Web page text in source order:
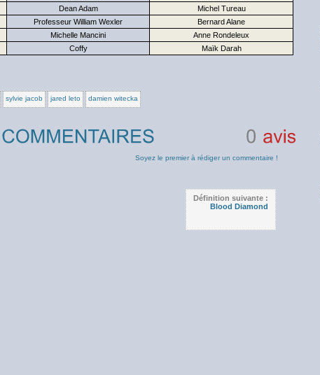
Dean Adam
Michel Tureau
Professeur William Wexler
Bernard Alane
Michelle Mancini
Anne Rondeleux
Coffy Maïk Darah
sylvie jacob jared leto damien witecka
Soyez le premier à rédiger un commentaire !
Définition suivante :
Blood Diamond